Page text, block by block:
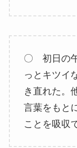
〇 初日の
っとキツイ
き直れた。
言葉をもと
ことを吸収